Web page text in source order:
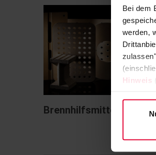
Bei dem
werden,
Hinweis
Brennhilfsmittel